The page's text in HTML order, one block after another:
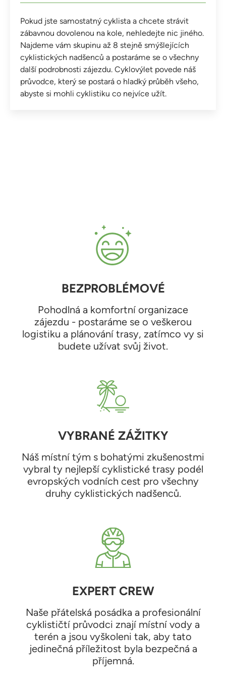
Pokud jste samostatný cyklista a chcete strávit
zábavnou dovolenou na kole, nehledejte nic jiného.
Najdeme vám skupinu až 8 stejně smýšlejících
cyklistických nadšenců a postaráme se o všechny
další podrobnosti zájezdu. Cyklovýlet povede náš
průvodce, který se postará o hladký průběh všeho,
abyste si mohli cyklistiku co nejvíce užít.
BEZPROBLÉMOVÉ
Pohodlná a komfortní organizace
zájezdu - postaráme se o veškerou
logistiku a plánování trasy, zatímco vy si
budete užívat svůj život.
VYBRANÉ ZÁŽITKY
Náš místní tým s bohatými zkušenostmi
vybral ty nejlepší cyklistické trasy podél
evropských vodních cest pro všechny
druhy cyklistických nadšenců.
EXPERT CREW
Naše přátelská posádka a profesionální
cyklističtí průvodci znají místní vody a
terén a jsou vyškoleni tak, aby tato
jedinečná příležitost byla bezpečná a
příjemná.